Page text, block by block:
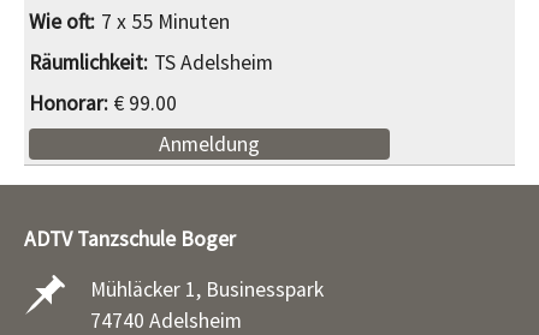
7 x 55 Minuten
TS Adelsheim
€ 99.00
Anmeldung
ADTV Tanzschule Boger
Mühläcker 1, Businesspark
74740 Adelsheim